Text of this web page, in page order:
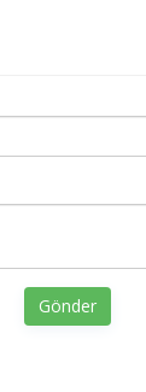
Gönder